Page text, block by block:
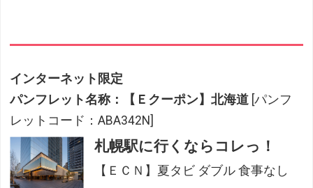
インターネット限定
パンフレット名称：【Ｅクーポン】北海道 [パンフ
レットコード：ABA342N]
札幌駅に行くならコレっ！
【ＥＣＮ】夏タビ ダブル 食事なし